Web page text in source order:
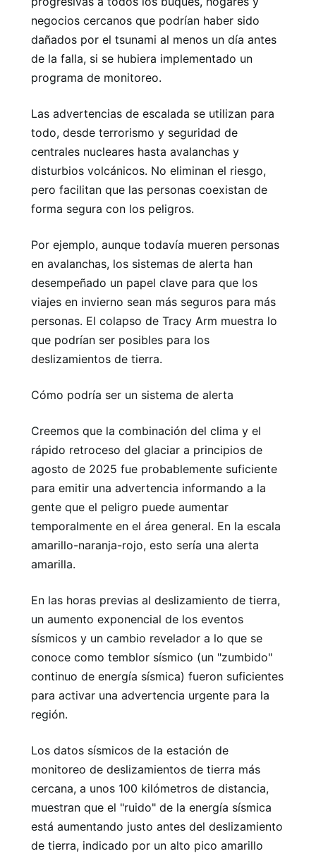
negocios cercanos que podrían haber sido
dañados por el tsunami al menos un día antes
de la falla, si se hubiera implementado un
programa de monitoreo.
Las advertencias de escalada se utilizan para
todo, desde terrorismo y seguridad de
centrales nucleares hasta avalanchas y
disturbios volcánicos. No eliminan el riesgo,
pero facilitan que las personas coexistan de
forma segura con los peligros.
Por ejemplo, aunque todavía mueren personas
en avalanchas, los sistemas de alerta han
desempeñado un papel clave para que los
viajes en invierno sean más seguros para más
personas. El colapso de Tracy Arm muestra lo
que podrían ser posibles para los
deslizamientos de tierra.
Cómo podría ser un sistema de alerta
Creemos que la combinación del clima y el
rápido retroceso del glaciar a principios de
agosto de 2025 fue probablemente suficiente
para emitir una advertencia informando a la
gente que el peligro puede aumentar
temporalmente en el área general. En la escala
amarillo-naranja-rojo, esto sería una alerta
amarilla.
En las horas previas al deslizamiento de tierra,
un aumento exponencial de los eventos
sísmicos y un cambio revelador a lo que se
conoce como temblor sísmico (un "zumbido"
continuo de energía sísmica) fueron suficientes
para activar una advertencia urgente para la
región.
Los datos sísmicos de la estación de
monitoreo de deslizamientos de tierra más
cercana, a unos 100 kilómetros de distancia,
muestran que el "ruido" de la energía sísmica
está aumentando justo antes del deslizamiento
de tierra, indicado por un alto pico amarillo